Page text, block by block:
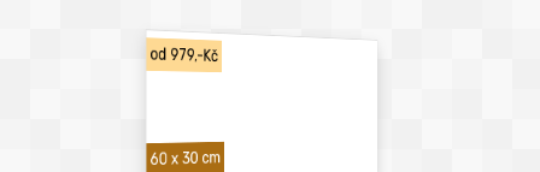
od 979,-Kč
60 x 30 cm